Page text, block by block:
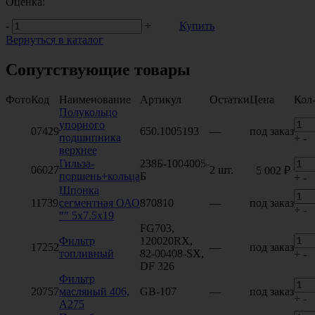
-
+
Купить
Вернуться в каталог
Сопутствующие товары
ФотоКод Наименование Артикул ОстаткиЦена
07429
Полукольцо
упорного
подшипника
верхнее
650.1005193 — под заказ
+ -
06027
Гильза-
поршень+кольца
238Б-1004005-
Б
2 шт. 5 002 ₽
+ -
11739
Шпонка
сегментная ОАО
"" 5х7.5х19
870810 — под заказ
+ -
17252
Фильтр
топливный
FG703,
120020RX,
82-00408-SX,
DF 326
— под заказ
+ -
20757
Фильтр
масляный 406,
А275
GB-107 — под заказ
+ -